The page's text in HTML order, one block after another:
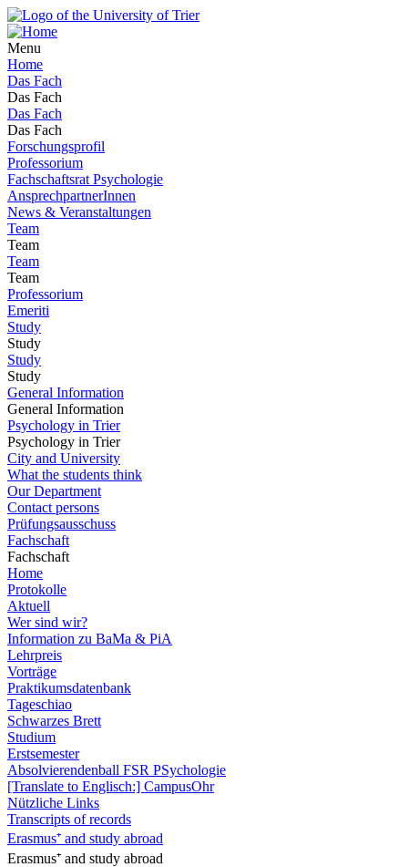
Menu
Home
Das Fach
Das Fach
Das Fach
Das Fach
Forschungsprofil
Professorium
Fachschaftsrat Psychologie
AnsprechpartnerInnen
News & Veranstaltungen
Team
Team
Team
Team
Professorium
Emeriti
Study
Study
Study
Study
General Information
General Information
Psychology in Trier
Psychology in Trier
City and University
What the students think
Our Department
Contact persons
Prüfungsausschuss
Fachschaft
Fachschaft
Home
Protokolle
Aktuell
Wer sind wir?
Information zu BaMa & PiA
Lehrpreis
Vorträge
Praktikumsdatenbank
Tageschiao
Schwarzes Brett
Studium
Erstsemester
Absolvierendenball FSR PSychologie
[Translate to Englisch:] CampusOhr
Nützliche Links
Transcripts of records
Erasmus⁺ and study abroad
Erasmus⁺ and study abroad